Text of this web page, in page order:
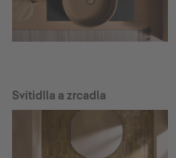
Svítidlla a zrcadla